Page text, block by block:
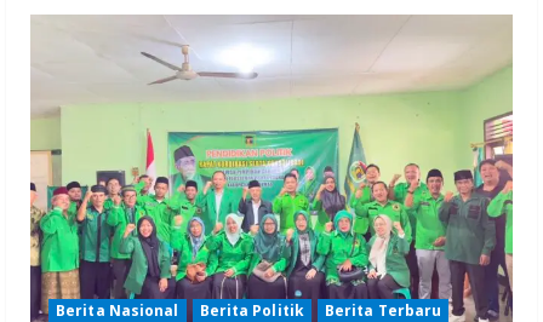
Berita Nasional Berita Politik Berita Terbaru